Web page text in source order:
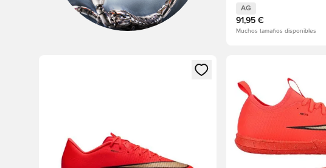
AG
91,95 €
Muchos tamaños disponibles
Abre un modal para iniciar sesión o registrarse como miembro
Abre un modal para